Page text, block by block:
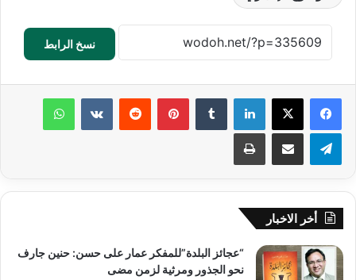
نسخ الرابط
لينكدإن بينتيريست
أخر الاخبار
“عجائز البلدة”للمفكر عمار على حسن: حنين جارف
نحو الجذور ومرثية لزمن مضى